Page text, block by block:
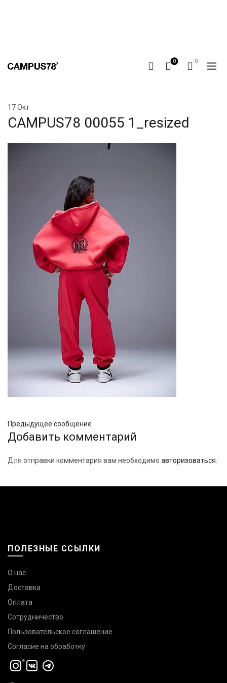
0 0
17Окт
CAMPUS78 00055 1_resized
Предыдущее сообщение
Добавить комментарий
Для отправки комментария вам необходимо авторизоваться
ПОЛЕЗНЫЕ ССЫЛКИ
О нас
Доставка
Оплата
Сотрудничество
Пользовательское соглашение
Согласие на обработку
*